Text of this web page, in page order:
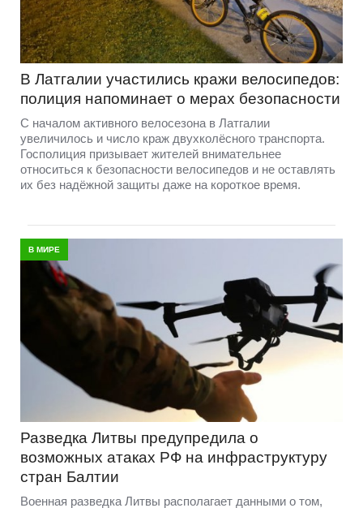
В Латгалии участились кражи велосипедов:
полиция напоминает о мерах безопасности
С началом активного велосезона в Латгалии
увеличилось и число краж двухколёсного транспорта.
Госполиция призывает жителей внимательнее
относиться к безопасности велосипедов и не оставлять
их без надёжной защиты даже на короткое время.
В МИРЕ
Разведка Литвы предупредила о
возможных атаках РФ на инфраструктуру
стран Балтии
Военная разведка Литвы располагает данными о том,